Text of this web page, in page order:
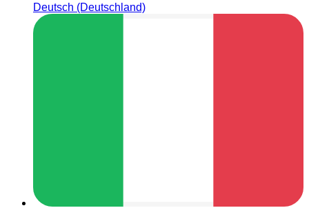
Deutsch (Deutschland)